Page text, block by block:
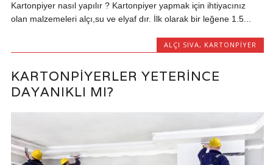
Kartonpiyer nasıl yapılır ? Kartonpiyer yapmak için ihtiyacınız
olan malzemeleri alçı,su ve elyaf dır. İlk olarak bir leğene 1.5...
ALÇI SIVA, KARTONPIYER
KARTONPIYERLER YETERINCE
DAYANIKLI MI?